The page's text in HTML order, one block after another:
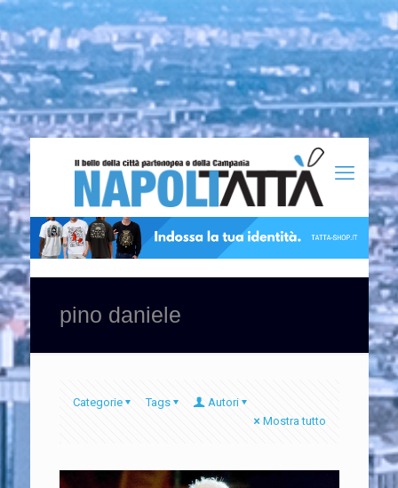
pino daniele
Categorie Tags
Autori
Mostra tutto